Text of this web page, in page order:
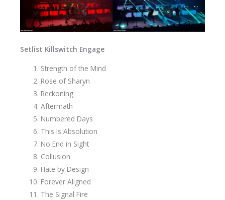
Setlist Killswitch Engage
Strength of the Mind
Rose of Sharyn
Reckoning
Aftermath
Numbered Days
This Is Absolution
No End in Sight
Collusion
Hate by Design
Forever Aligned
The Signal Fire